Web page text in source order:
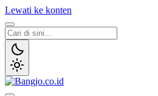
Lewati ke konten